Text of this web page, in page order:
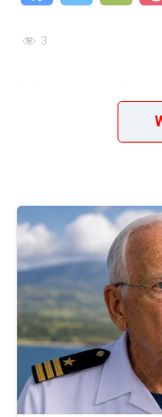
3
Rezept
Knusprige Waffeln
Klassiker, der in der
aus dem Jahr 1988
die perfekt zum
zwischendurch
den Waffeln einen
Zuckerund
sorgen. Das Rezept